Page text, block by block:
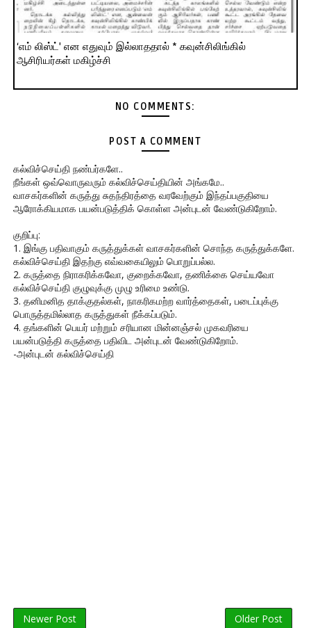
‘எம் லிஸ்ட்' என எதுவும் இல்லாததால் * கவுன்சிலிங்கில்
ஆசிரியர்கள் மகிழ்ச்சி
NO COMMENTS:
POST A COMMENT
கல்விச்செய்தி நண்பர்களே..
நீங்கள் ஒவ்வொருவரும் கல்விச்செய்தியின் அங்கமே..
வாசகர்களின் கருத்து சுதந்திரத்தை வரவேற்கும் இந்தப்பகுதியை
ஆரோக்கியமாக பயன்படுத்திக் கொள்ள அன்புடன் வேண்டுகிறோம்.
குறிப்பு:
1. இங்கு பதிவாகும் கருத்துக்கள் வாசகர்களின் சொந்த கருத்துக்களே.
கல்விச்செய்தி இதற்கு எவ்வகையிலும் பொறுப்பல்ல.
2. கருத்தை நிராகரிக்கவோ, குறைக்கவோ, தணிக்கை செய்யவோ
கல்விச்செய்தி குழுவுக்கு முழு உரிமை உண்டு.
3. தனிமனித தாக்குதல்கள், நாகரிகமற்ற வார்த்தைகள், படைப்புக்கு
பொருத்தமில்லாத கருத்துகள் நீக்கப்படும்.
4. தங்களின் பெயர் மற்றும் சரியான மின்னஞ்சல் முகவரியை
பயன்படுத்தி கருத்தை பதிவிட அன்புடன் வேண்டுகிறோம்.
-அன்புடன் கல்விச்செய்தி
Newer Post Older Post